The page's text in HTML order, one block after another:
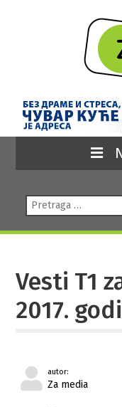
Pretraga:
Vesti T1
2017.
autor:
Za media